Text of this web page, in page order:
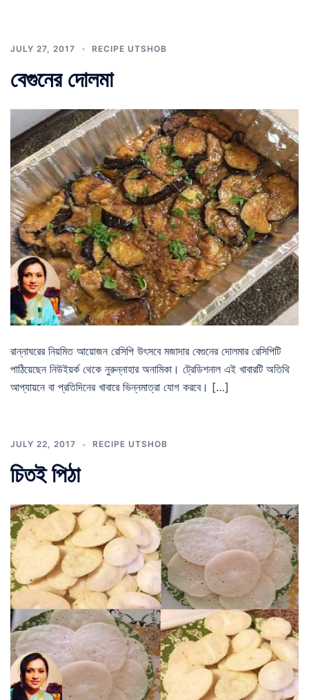
JULY 27, 2017 RECIPE UTSHOB
বেগুনের দোলমা
রান্নাঘরের নিয়মিত আয়োজন রেসিপি উৎসবে মজাদার বেগুনের দোলমার রেসিপিটি
পাঠিয়েছেন নিউইয়র্ক থেকে নুরুন্নাহার অনামিকা। ট্রেডিশনাল এই খাবারটি অতিথি
আপ্যায়নে বা প্রতিদিনের খাবারে ভিন্নমাত্রা যোগ করবে। […]
JULY 22, 2017 RECIPE UTSHOB
চিতই পিঠা